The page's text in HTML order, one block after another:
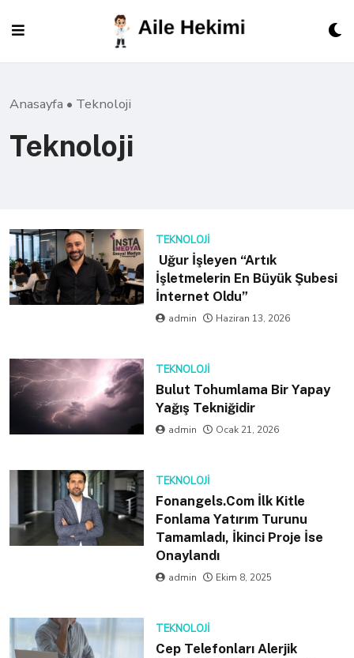
content
Anasayfa • Teknoloji
Teknoloji
TEKNOLOJI
Uğur İşleyen “Artık
İşletmelerin En Büyük Şubesi
İnternet Oldu”
admin Haziran 13, 2026
TEKNOLOJI
Bulut Tohumlama Bir Yapay
Yağış Tekniğidir
admin Ocak 21, 2026
TEKNOLOJI
Fonangels.Com İlk Kitle
Fonlama Yatırım Turunu
Tamamladı, İkinci Proje İse
Onaylandı
admin Ekim 8, 2025
TEKNOLOJI
Cep Telefonları Alerjik